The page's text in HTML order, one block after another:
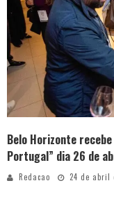
Belo Horizonte
Portugal” dia 26 de
Redacao 24 de abril